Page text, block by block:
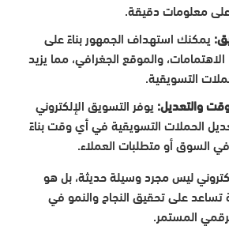
على معلومات دقيقة.
يمكنك استهداف الجمهور بناءً على
الاهتمامات، والموقع الجغرافي، مما يزيد
التسويقية.
والتعديل: يوفر التسويق الإلكتروني
الحملات التسويقية في أي وقت بناءً
السوق أو متطلبات العملاء.
ليس مجرد وسيلة حديثة، بل هو
تساعد على تحقيق النجاح والنمو في
المستمر.